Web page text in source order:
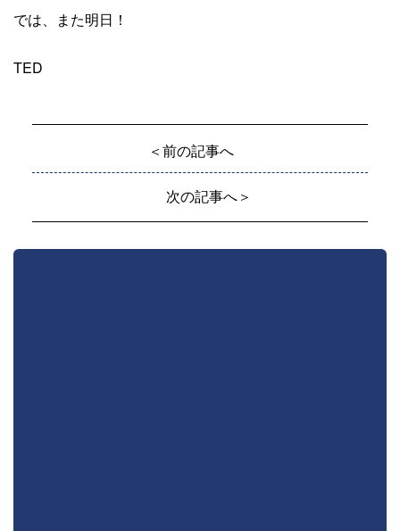
では、また明日！
TED
＜前の記事へ
次の記事へ＞